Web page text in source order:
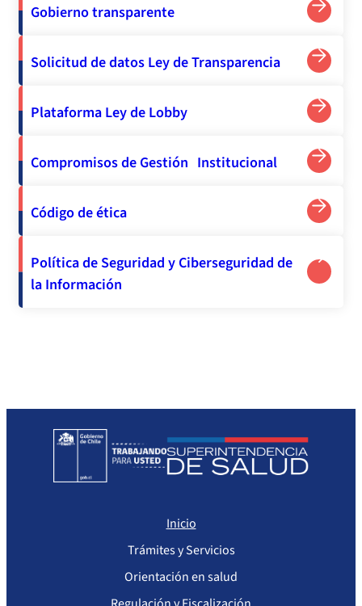
Gobierno transparente
Solicitud de datos Ley de Transparencia
Plataforma Ley de Lobby
Compromisos de Gestión Institucional
Código de ética
Política de Seguridad y Ciberseguridad de
la Información
Inicio
Trámites y Servicios
Orientación en salud